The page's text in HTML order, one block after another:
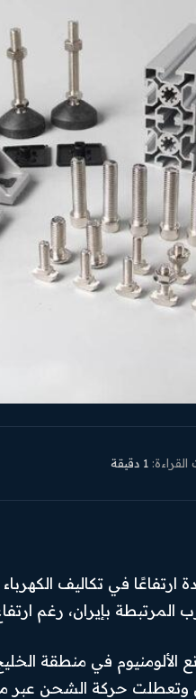
1 دقيقة
ارتفاعًا في تكاليف
المرتبطة بإيران، رغم
الألومنيوم في منطقة
وتعطلت حركة الشحن عبر